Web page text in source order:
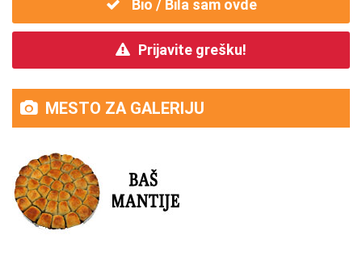
Bio / Bila sam ovde
Prijavite grešku!
MESTO ZA GALERIJU